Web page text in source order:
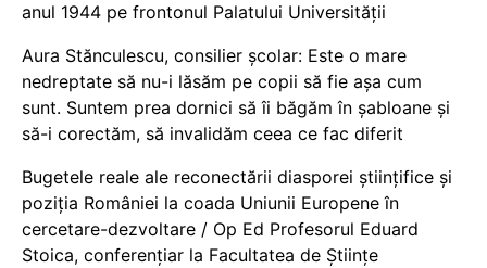
anul 1944 pe frontonul Palatului Universității
Aura Stănculescu, consilier școlar: Este o mare
nedreptate să nu-i lăsăm pe copii să fie așa cum
sunt. Suntem prea dornici să îi băgăm în șabloane și
să-i corectăm, să invalidăm ceea ce fac diferit
Bugetele reale ale reconectării diasporei științifice și
poziția României la coada Uniunii Europene în
cercetare-dezvoltare / Op Ed Profesorul Eduard
Stoica, conferențiar la Facultatea de Științe